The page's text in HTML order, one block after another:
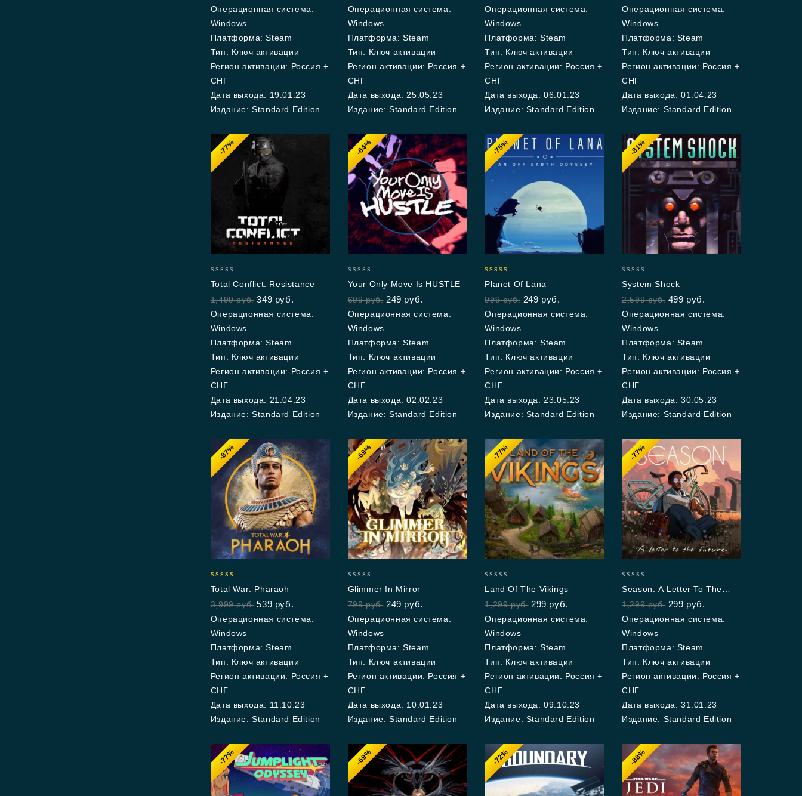
5
Операционная система:
Windows
Платформа: Steam
Тип: Ключ активации
Регион активации: Россия +
СНГ
Дата выхода: 19.01.23
Издание: Standard Edition
5
Операционная система:
Windows
Платформа: Steam
Тип: Ключ активации
Регион активации: Россия +
СНГ
Дата выхода: 25.05.23
Издание: Standard Edition
Операционная система:
Windows
Платформа: Steam
Тип: Ключ активации
Регион активации: Россия +
СНГ
Дата выхода: 06.01.23
Издание: Standard Edition
5
Операционная система:
Windows
Платформа: Steam
Тип: Ключ активации
Регион активации: Россия +
СНГ
Дата выхода: 01.04.23
Издание: Standard Edition
-77%
out
of
5
Total Conflict: Resistance
1,499руб. 349 руб.
Операционная система:
Windows
Платформа: Steam
Тип: Ключ активации
Регион активации: Россия +
СНГ
Дата выхода: 21.04.23
Издание: Standard Edition
-64%
out
of
5
Your Only Move Is HUSTLE
699руб. 249 руб.
Операционная система:
Windows
Платформа: Steam
Тип: Ключ активации
Регион активации: Россия +
СНГ
Дата выхода: 02.02.23
Издание: Standard Edition
-75%
out of 5
Planet Of Lana
999руб. 249 руб.
Операционная система:
Windows
Платформа: Steam
Тип: Ключ активации
Регион активации: Россия +
СНГ
Дата выхода: 23.05.23
Издание: Standard Edition
-81%
out
of
5
System Shock
2,599руб. 499 руб.
Операционная система:
Windows
Платформа: Steam
Тип: Ключ активации
Регион активации: Россия +
СНГ
Дата выхода: 30.05.23
Издание: Standard Edition
-87%
out of 5
Total War: Pharaoh
3,999руб. 539 руб.
Операционная система:
Windows
Платформа: Steam
Тип: Ключ активации
Регион активации: Россия +
СНГ
Дата выхода: 11.10.23
Издание: Standard Edition
-69%
out
of
5
Glimmer In Mirror
799руб. 249 руб.
Операционная система:
Windows
Платформа: Steam
Тип: Ключ активации
Регион активации: Россия +
СНГ
Дата выхода: 10.01.23
Издание: Standard Edition
-77%
out
of
5
Land Of The Vikings
1,299руб. 299 руб.
Операционная система:
Windows
Платформа: Steam
Тип: Ключ активации
Регион активации: Россия +
СНГ
Дата выхода: 09.10.23
Издание: Standard Edition
-77%
out
of
5
Season: A Letter To The
Future
1,299руб. 299 руб.
Операционная система:
Windows
Платформа: Steam
Тип: Ключ активации
Регион активации: Россия +
СНГ
Дата выхода: 31.01.23
Издание: Standard Edition
-77% -69% -72% -88%